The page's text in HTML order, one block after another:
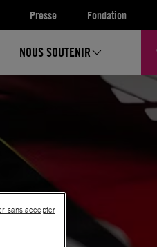
Presse Fondation
NOUS SOUTENIR
sans accepter